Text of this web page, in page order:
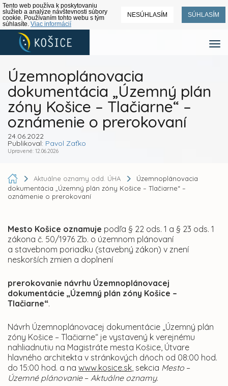
Tento web používa k poskytovaniu
služieb a analýze návštevnosti súbory
cookie. Používaním tohto webu s tým
súhlasíte. Viac informácií
NESÚHLASÍM SÚHLASÍM
Územnoplánovacia
dokumentácia „Územný plán
zóny Košice – Tlačiarne“ –
oznámenie o prerokovaní
24.06.2022
Publikoval: Pavol Zaťko
Upravené: 12.06.2026
Aktuálne oznamy odd. ÚHA
Územnoplánovacia
dokumentácia „Územný plán zóny Košice – Tlačiarne“ –
oznámenie o prerokovaní
Mesto Košice oznamuje podľa § 22 ods. 1 a § 23 ods. 1
zákona č. 50/1976 Zb. o územnom plánovaní
a stavebnom poriadku (stavebný zákon) v znení
neskorších zmien a doplnení
prerokovanie návrhu Územnoplánovacej
dokumentácie „Územný plán zóny Košice –
Tlačiarne“.
Návrh Územnoplánovacej dokumentácie „Územný plán
zóny Košice – Tlačiarne“ je vystavený k verejnému
nahliadnutiu na Magistráte mesta Košice, Útvare
hlavného architekta v stránkových dňoch od 08:00 hod.
do 15:00 hod. a na www.kosice.sk , sekcia Mesto –
Územné plánovanie– Aktuálne oznamy.